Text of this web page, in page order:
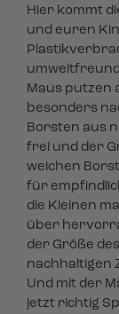
Hier kommt
und euren
Maus putzen
besonders
Borsten aus
frei und der
weichen
für
die Kleinen
über
der Größe
nachhaltigen
Und mit der
jetzt richtig